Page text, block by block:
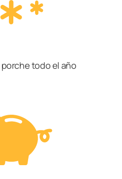
todo el año